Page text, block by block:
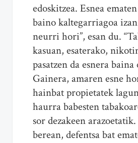
edoskitzea. Esnea
baino kaltegarriagoa
neurri hori”, esan du.
kasuan, esaterako,
pasatzen da esnera
Gainera, amaren esne
hainbat propietatek
haurra babesten
sor dezakeen
berean, defentsa bat